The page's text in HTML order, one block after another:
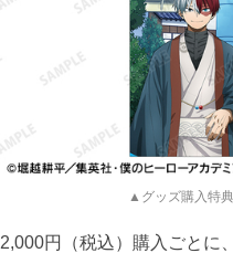
▲グッズ購入特
2,000円（税込）購入ごとに